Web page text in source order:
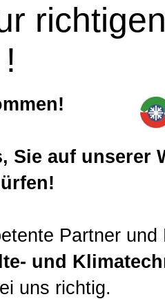
Sie auf unserer
Partner und
und
uns richtig.